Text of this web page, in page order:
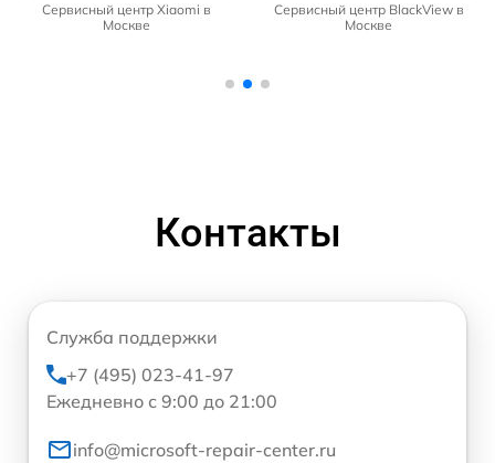
Сервисный центр Xiaomi в
Москве
Сервисный центр BlackView в
Москве
Контакты
Служба поддержки
+7 (495) 023-41-97
Ежедневно с 9:00 до 21:00
info@microsoft-repair-center.ru